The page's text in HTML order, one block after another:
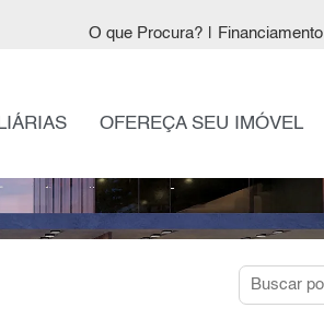
O que Procura? Financiamento
OFEREÇA SEU IMÓVEL